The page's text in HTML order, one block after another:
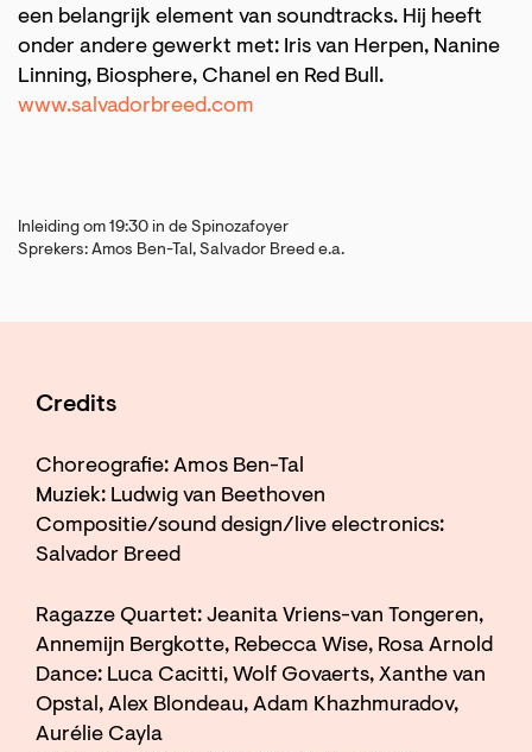
een belangrijk element van soundtracks. Hij heeft
onder andere gewerkt met: Iris van Herpen, Nanine
Linning, Biosphere, Chanel en Red Bull.
www.salvadorbreed.com
Inleiding om 19:30 in de Spinozafoyer
Sprekers: Amos Ben-Tal, Salvador Breed e.a.
Credits
Choreografie: Amos Ben-Tal
Muziek: Ludwig van Beethoven
Compositie/sound design/live electronics:
Salvador Breed
Ragazze Quartet: Jeanita Vriens-van Tongeren,
Annemijn Bergkotte, Rebecca Wise, Rosa Arnold
Dance: Luca Cacitti, Wolf Govaerts, Xanthe van
Opstal, Alex Blondeau, Adam Khazhmuradov,
Aurélie Cayla